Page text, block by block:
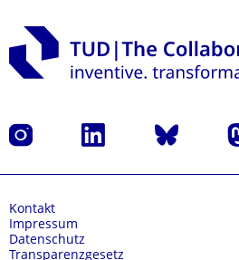
Instagram LinkedIn Bluesky
Kontakt
Impressum
Datenschutz
Transparenzgesetz